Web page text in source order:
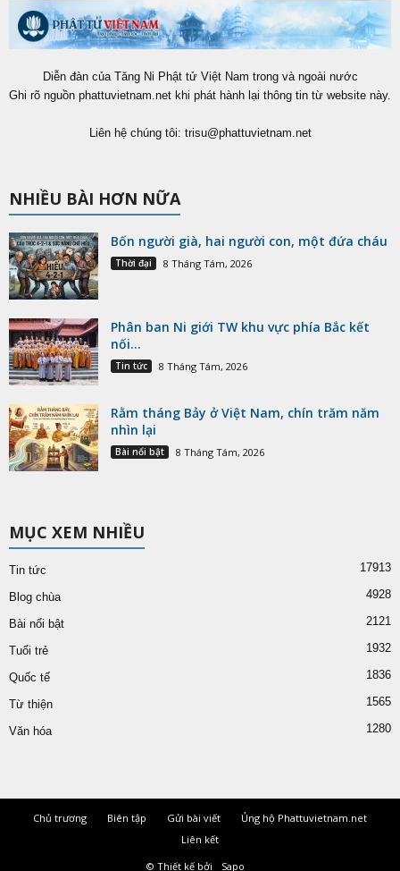
Diễn đàn của Tăng Ni Phật tử Việt Nam trong và ngoài nước
Ghi rõ nguồn phattuvietnam.net khi phát hành lại thông tin từ website này.
Liên hệ chúng tôi: trisu@phattuvietnam.net
NHIỀU BÀI HƠN NỮA
Bốn người già, hai người con, một đứa cháu
Thời đại 8 Tháng Tám, 2026
Phân ban Ni giới TW khu vực phía Bắc kết
nối...
Tin tức 8 Tháng Tám, 2026
Rằm tháng Bảy ở Việt Nam, chín trăm năm
nhìn lại
Bài nổi bật 8 Tháng Tám, 2026
MỤC XEM NHIỀU
Tin tức 17913
Blog chùa 4928
Bài nổi bật 2121
Tuổi trẻ 1932
Quốc tế 1836
Từ thiện 1565
Văn hóa 1280
Chủ trương Biên tập Gửi bài viết
Ủng hộ Phattuvietnam.net
Liên kết
© Thiết kế bởi
Sapo